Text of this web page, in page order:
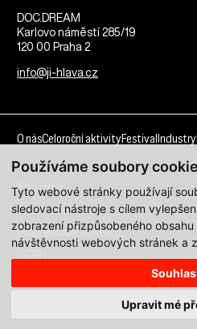
Používáme soubory
Tyto webové stránky používají
sledovací nástroje s cílem
zobrazení přizpůsobeného
návštěvnosti webových stránek a
Upravit mé
DOC.DREAM​
Karlovo náměstí 285/19
120 00 Praha 2
info@ji-hlava.cz
O násCeloroční aktivityFestival Industry
Kdo jsme
Partnerství
Programové sekce
Všechna práva vyhrazena DOC.DREAM services s. r. o.
Zásady zpracování osobních údajů pro MFDF Ji.hlava zde